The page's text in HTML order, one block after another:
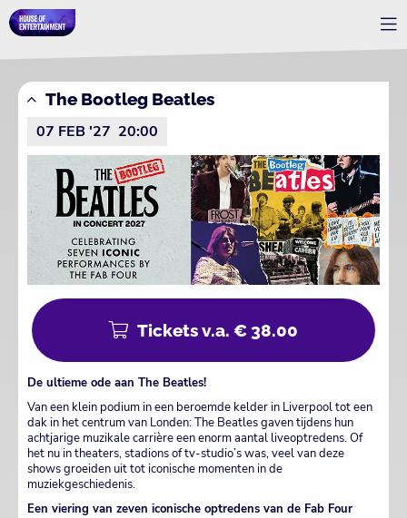
The Bootleg Beatles
07 FEB '27 20:00
Tickets v.a. € 38.00
De ultieme ode aan The Beatles!
Van een klein podium in een beroemde kelder in Liverpool tot een
dak in het centrum van Londen: The Beatles gaven tijdens hun
achtjarige muzikale carrière een enorm aantal liveoptredens. Of
het nu in theaters, stadions of tv-studio’s was, veel van deze
shows groeiden uit tot iconische momenten in de
muziekgeschiedenis.
Een viering van zeven iconische optredens van de Fab Four